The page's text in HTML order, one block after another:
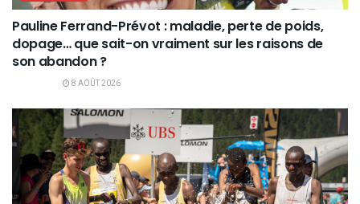
Pauline Ferrand-Prévot : maladie, perte de poids,
dopage… que sait-on vraiment sur les raisons de
son abandon ?
8 AOÛT 2026